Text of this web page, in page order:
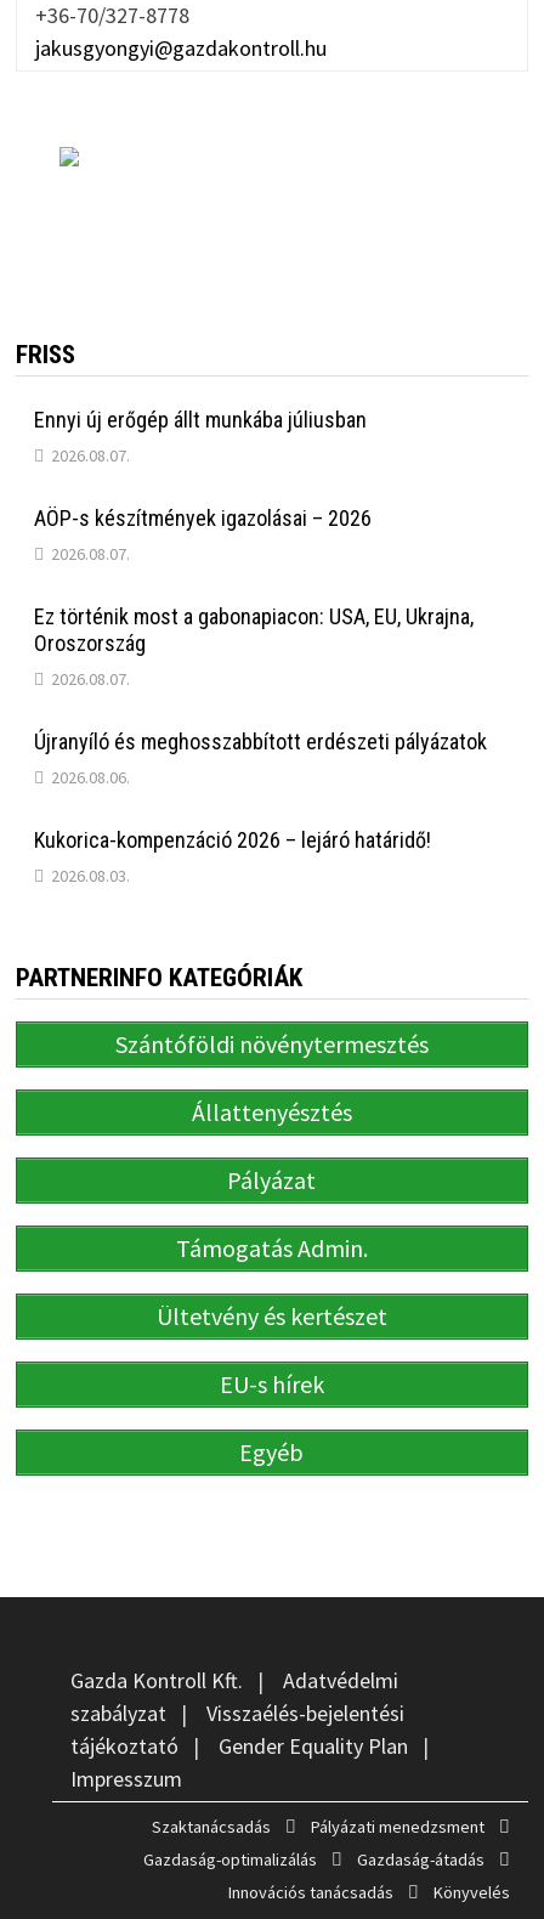
+36-70/327-8778
jakusgyongyi@gazdakontroll.hu
FRISS
Ennyi új erőgép állt munkába júliusban
2026.08.07.
AÖP-s készítmények igazolásai – 2026
2026.08.07.
Ez történik most a gabonapiacon: USA, EU, Ukrajna,
Oroszország
2026.08.07.
Újranyíló és meghosszabbított erdészeti pályázatok
2026.08.06.
Kukorica-kompenzáció 2026 – lejáró határidő!
2026.08.03.
PARTNERINFO KATEGÓRIÁK
Szántóföldi növénytermesztés
Állattenyésztés
Pályázat
Támogatás Admin.
Ültetvény és kertészet
EU-s hírek
Egyéb
Gazda Kontroll Kft. | Adatvédelmi
szabályzat| Visszaélés-bejelentési
tájékoztató | Gender Equality Plan |
Impresszum
Szaktanácsadás
Pályázati menedzsment
Gazdaság-optimalizálás
Gazdaság-átadás
Innovációs tanácsadás
Könyvelés